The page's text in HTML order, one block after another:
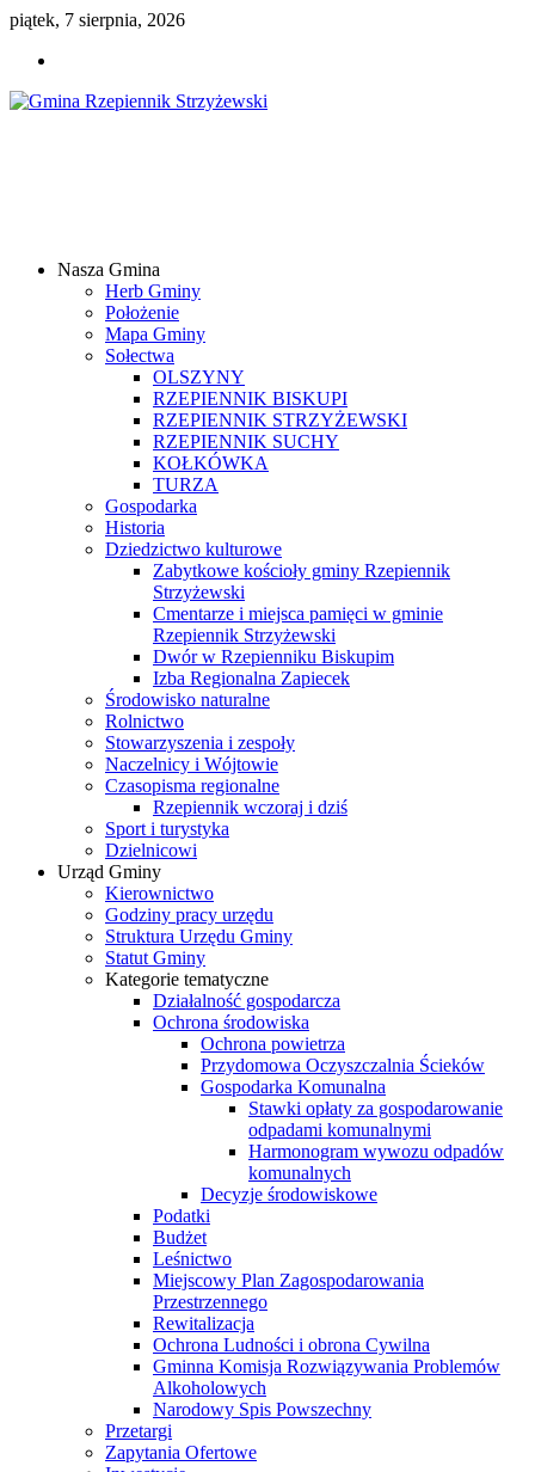
piątek, 7 sierpnia, 2026
Samorządowy
Internetowy
Nasza Gmina
Herb Gminy
Położenie
Mapa Gminy
Sołectwa
OLSZYNY
RZEPIENNIK BISKUPI
RZEPIENNIK STRZYŻEWSKI
RZEPIENNIK SUCHY
KOŁKÓWKA
TURZA
Gospodarka
Historia
Dziedzictwo kulturowe
Zabytkowe kościoły gminy Rzepiennik
Strzyżewski
Cmentarze i miejsca pamięci w gminie
Rzepiennik Strzyżewski
Dwór w Rzepienniku Biskupim
Izba Regionalna Zapiecek
Środowisko naturalne
Rolnictwo
Stowarzyszenia i zespoły
Naczelnicy i Wójtowie
Czasopisma regionalne
Rzepiennik wczoraj i dziś
Sport i turystyka
Dzielnicowi
Urząd Gminy
Kierownictwo
Godziny pracy urzędu
Struktura Urzędu Gminy
Statut Gminy
Kategorie tematyczne
Działalność gospodarcza
Ochrona środowiska
Ochrona powietrza
Przydomowa Oczyszczalnia Ścieków
Gospodarka Komunalna
Stawki opłaty za gospodarowanie
odpadami komunalnymi
Harmonogram wywozu odpadów
komunalnych
Decyzje środowiskowe
Podatki
Budżet
Leśnictwo
Miejscowy Plan Zagospodarowania
Przestrzennego
Rewitalizacja
Ochrona Ludności i obrona Cywilna
Gminna Komisja Rozwiązywania Problemów
Alkoholowych
Narodowy Spis Powszechny
Przetargi
Zapytania Ofertowe